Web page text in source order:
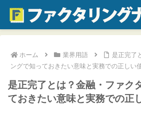
ホーム 業界用語
是正完了
ングで知っておきたい意味と実務での正しい
是正完了とは？金融・ファク
ておきたい意味と実務での正